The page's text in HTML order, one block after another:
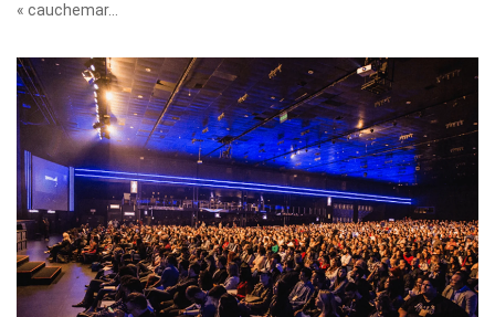
« cauchemar…